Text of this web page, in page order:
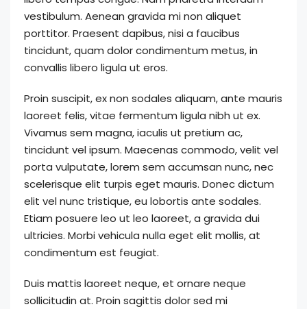
vestibulum. Aenean gravida mi non aliquet
porttitor. Praesent dapibus, nisi a faucibus
tincidunt, quam dolor condimentum metus, in
convallis libero ligula ut eros.
Proin suscipit, ex non sodales aliquam, ante mauris
laoreet felis, vitae fermentum ligula nibh ut ex.
Vivamus sem magna, iaculis ut pretium ac,
tincidunt vel ipsum. Maecenas commodo, velit vel
porta vulputate, lorem sem accumsan nunc, nec
scelerisque elit turpis eget mauris. Donec dictum
elit vel nunc tristique, eu lobortis ante sodales.
Etiam posuere leo ut leo laoreet, a gravida dui
ultricies. Morbi vehicula nulla eget elit mollis, at
condimentum est feugiat.
Duis mattis laoreet neque, et ornare neque
sollicitudin at. Proin sagittis dolor sed mi